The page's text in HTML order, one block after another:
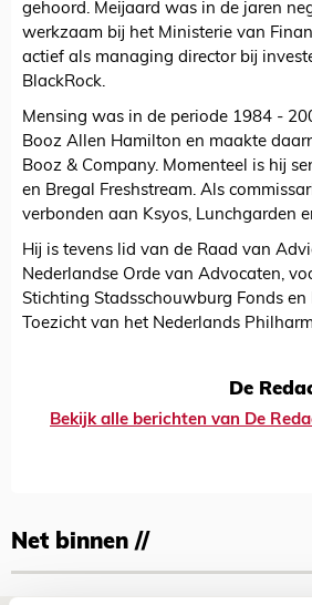
gehoord. Meijaard was in de jaren
werkzaam bij het Ministerie van
actief als managing director bij
BlackRock.
Mensing was in de periode 1984 -
Booz Allen Hamilton en maakte
Booz & Company. Momenteel is hij
en Bregal Freshstream. Als
verbonden aan Ksyos, Lunchgarden
Hij is tevens lid van de Raad van
Nederlandse Orde van Advocaten,
Stichting Stadsschouwburg Fonds
Toezicht van het Nederlands
De
Bekijk alle berichten van De
Net binnen //